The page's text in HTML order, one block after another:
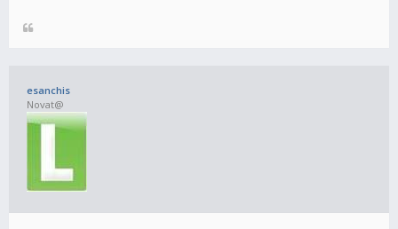
esanchis
Novat@